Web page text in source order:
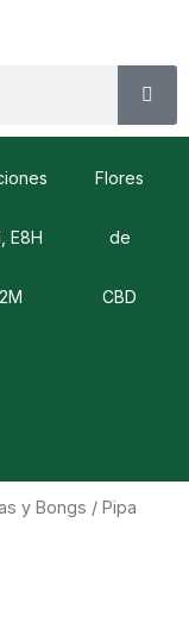
E8H
Flores
de
CBD
y Bongs / Pipa